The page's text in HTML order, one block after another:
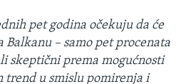
pet godina očekuju da će
– samo pet procenata
skeptični prema mogućnosti
trend u smislu pomirenja i